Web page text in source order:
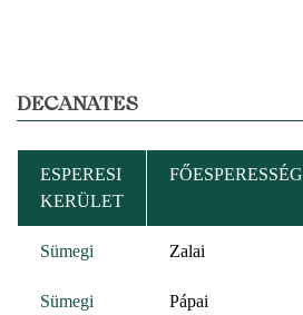
DECANATES
ESPERESI
KERÜLET
FŐESPERESSÉG
Sümegi Zalai
Sümegi Pápai